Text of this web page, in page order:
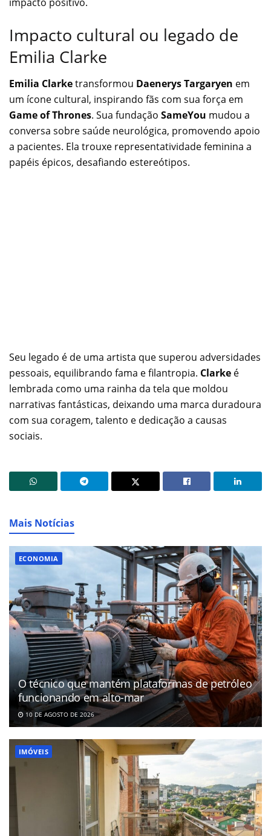
Impacto cultural ou legado de
Emilia Clarke
Emilia Clarketransformou Daenerys Targaryen em
um ícone cultural, inspirando fãs com sua força em
Game of Thrones. Sua fundação SameYou mudou a
conversa sobre saúde neurológica, promovendo apoio
a pacientes. Ela trouxe representatividade feminina a
papéis épicos, desafiando estereótipos.
Seu legado é de uma artista que superou adversidades
pessoais, equilibrando fama e filantropia. Clarke é
lembrada como uma rainha da tela que moldou
narrativas fantásticas, deixando uma marca duradoura
com sua coragem, talento e dedicação a causas
sociais.
Mais Notícias
ECONOMIA
O técnico que mantém plataformas de petróleo
funcionando em alto-mar
10 DE AGOSTO DE 2026
IMÓVEIS